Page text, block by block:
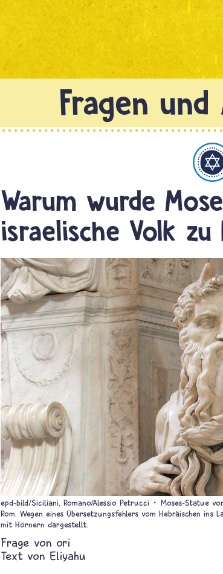
Warum wurde
israelische Volk zu
epd-bild/Siciliani, Romano/Alessio Petrucci
Moses-Statue
Rom. Wegen eines Übersetzungsfehlers vom Hebräischen
mit Hörnern dargestellt.
ori
Text von Eliyahu